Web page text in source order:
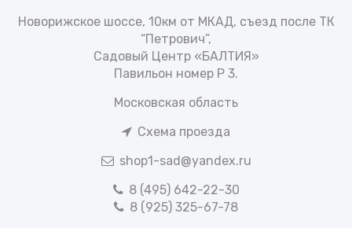
Новорижское шоссе, 10км от МКАД, съезд после ТК
“Петрович”,
Садовый Центр «БАЛТИЯ»
Павильон номер Р 3.
Московская область
Схема проезда
shop1-sad@yandex.ru
8 (495) 642-22-30
8 (925) 325-67-78